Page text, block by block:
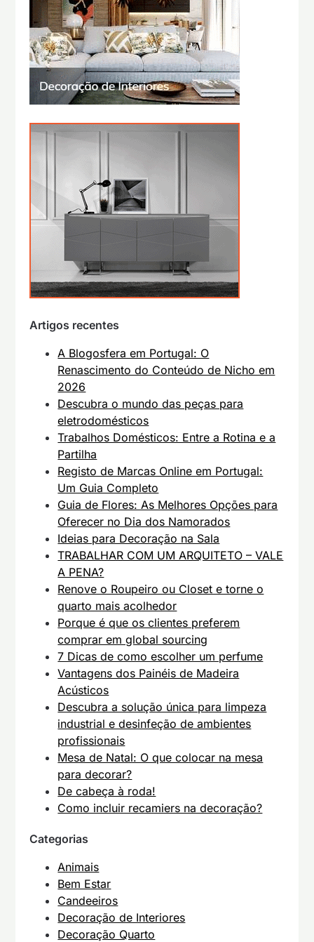
Artigos recentes
A Blogosfera em Portugal: O
Renascimento do Conteúdo de Nicho em
2026
Descubra o mundo das peças para
eletrodomésticos
Trabalhos Domésticos: Entre a Rotina e a
Partilha
Registo de Marcas Online em Portugal:
Um Guia Completo
Guia de Flores: As Melhores Opções para
Oferecer no Dia dos Namorados
Ideias para Decoração na Sala
TRABALHAR COM UM ARQUITETO – VALE
A PENA?
Renove o Roupeiro ou Closet e torne o
quarto mais acolhedor
Porque é que os clientes preferem
comprar em global sourcing
7 Dicas de como escolher um perfume
Vantagens dos Painéis de Madeira
Acústicos
Descubra a solução única para limpeza
industrial e desinfeção de ambientes
profissionais
Mesa de Natal: O que colocar na mesa
para decorar?
De cabeça à roda!
Como incluir recamiers na decoração?
Categorias
Animais
Bem Estar
Candeeiros
Decoração de Interiores
Decoração Quarto